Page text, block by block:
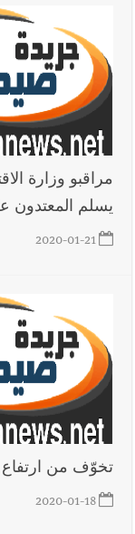
مراقبو وزارة
يسلم المعتدون
2020-01-21
تخوّف من ارتفاع
2020-01-18